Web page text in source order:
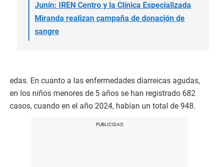
Junín: IREN Centro y la Clínica Especializada
Miranda realizan campaña de donación de
sangre
edas. En cuanto a las enfermedades diarreicas agudas,
en los niños menores de 5 años se han registrado 682
casos, cuando en el año 2024, habían un total de 948.